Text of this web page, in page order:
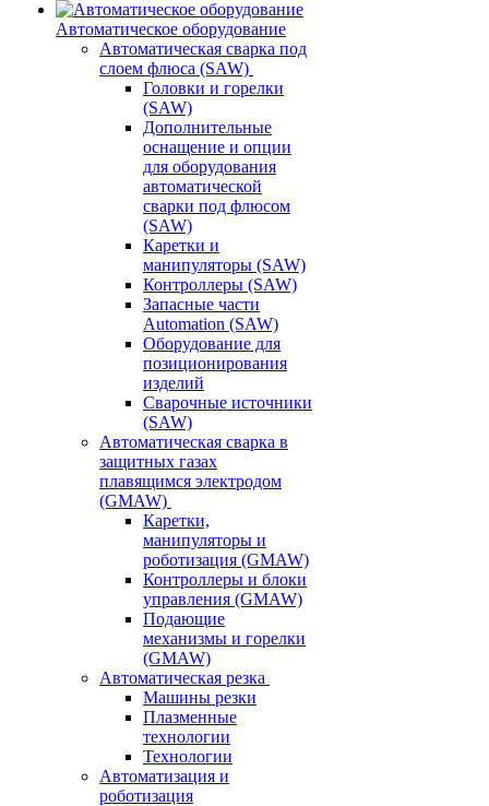
Автоматическое оборудование
Автоматическая сварка под
слоем флюса (SAW)
Головки и горелки
(SAW)
Дополнительные
оснащение и опции
для оборудования
автоматической
сварки под флюсом
(SAW)
Каретки и
манипуляторы (SAW)
Контроллеры (SAW)
Запасные части
Automation (SAW)
Оборудование для
позиционирования
изделий
Сварочные источники
(SAW)
Автоматическая сварка в
защитных газах
плавящимся электродом
(GMAW)
Каретки,
манипуляторы и
роботизация (GMAW)
Контроллеры и блоки
управления (GMAW)
Подающие
механизмы и горелки
(GMAW)
Автоматическая резка
Машины резки
Плазменные
технологии
Технологии
Автоматизация и
роботизация